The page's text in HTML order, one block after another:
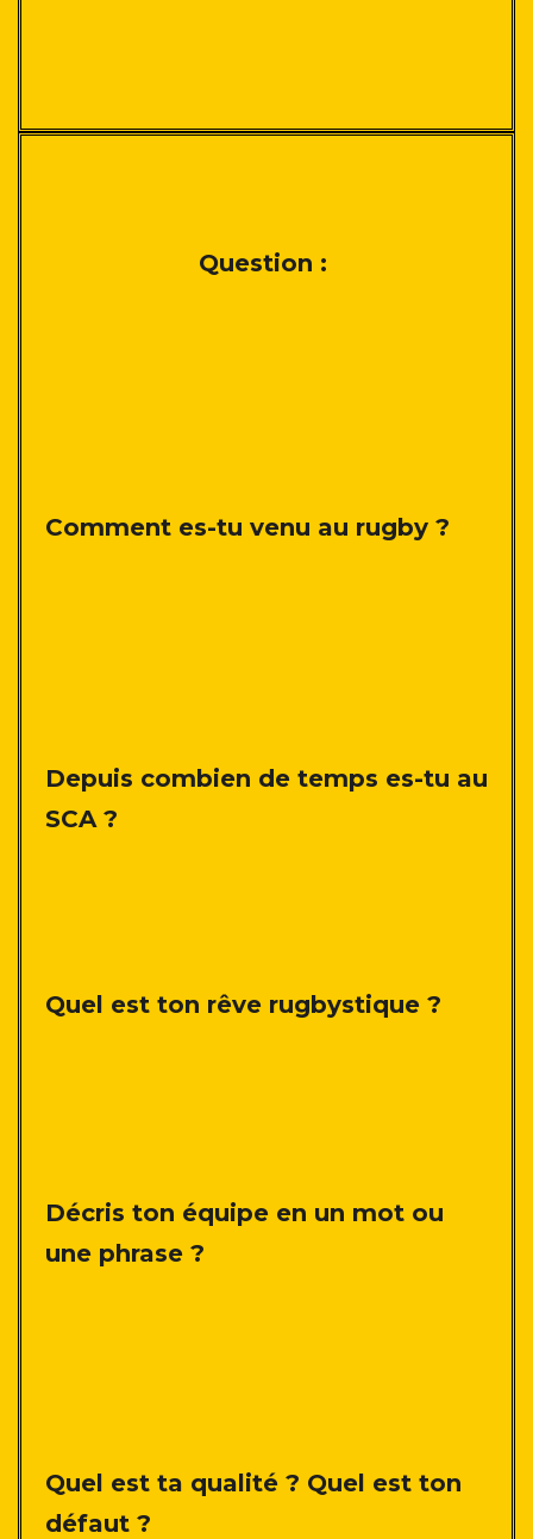
Question :
Comment es-tu venu au rugby ?
Depuis combien de temps es-tu au
SCA ?
Quel est ton rêve rugbystique ?
Décris ton équipe en un mot ou
une phrase ?
Quel est ta qualité ? Quel est ton
défaut ?